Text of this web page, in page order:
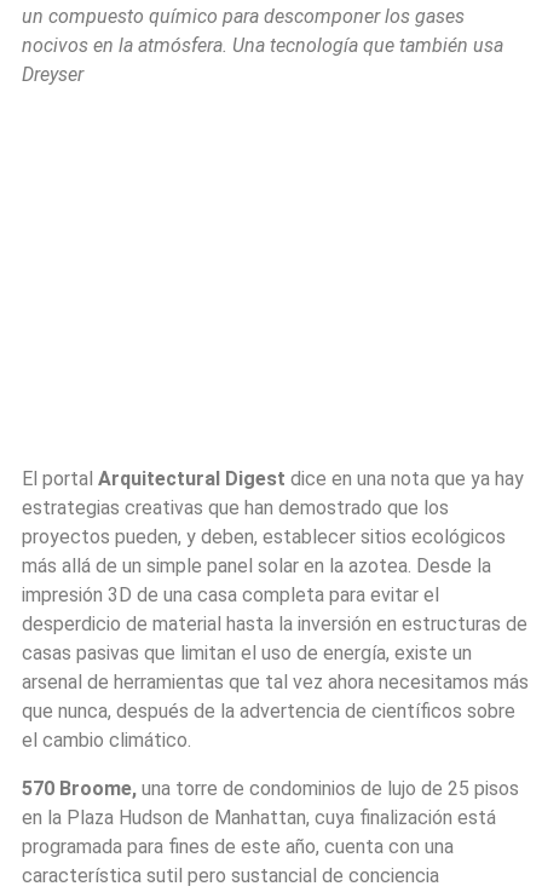
un compuesto químico para descomponer los gases
nocivos en la atmósfera. Una tecnología que también usa
Dreyser
El portal Arquitectural Digest dice en una nota que ya hay
estrategias creativas que han demostrado que los
proyectos pueden, y deben, establecer sitios ecológicos
más allá de un simple panel solar en la azotea. Desde la
impresión 3D de una casa completa para evitar el
desperdicio de material hasta la inversión en estructuras de
casas pasivas que limitan el uso de energía, existe un
arsenal de herramientas que tal vez ahora necesitamos más
que nunca, después de la advertencia de científicos sobre
el cambio climático.
570 Broome, una torre de condominios de lujo de 25 pisos
en la Plaza Hudson de Manhattan, cuya finalización está
programada para fines de este año, cuenta con una
característica sutil pero sustancial de conciencia